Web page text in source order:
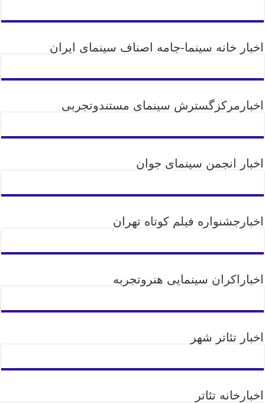
اخبار خانه سینما-جامه اصناف سینمای ایران
اخبارمرکزگسترش سینمای مستندوتجربی
اخبار انجمن سینمای جوان
اخبارجشنواره فیلم کوتاه تهران
اخباراکران سینمایی هنروتجربه
اخبار تئاتر شهر
اخبارخانه تئاتر